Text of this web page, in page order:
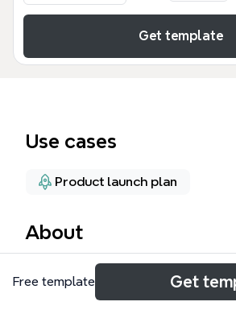
Get template
Use cases
Product launch plan
About
Этот шаблон интеллект-карты «С
стартовать?» представляет
Free template Get